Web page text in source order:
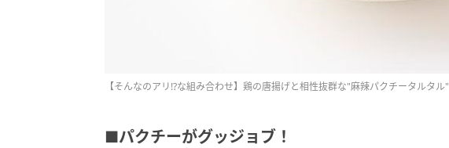
【そんなのアリ!?な組み合わせ】鶏の唐揚げと相性抜群な"麻辣パクチータルタル"
■パクチーがグッジョブ！